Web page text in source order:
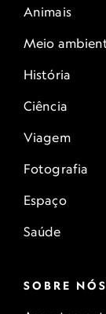
Animais
Meio
História
Ciência
Viagem
Fotografia
Espaço
Saúde
SOBRE NÓS